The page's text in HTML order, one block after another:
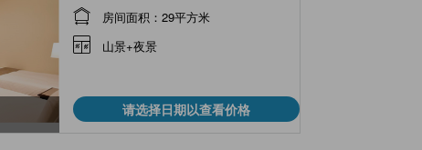
房间面积：29平方米
山景+夜景
请选择日期以查看价格